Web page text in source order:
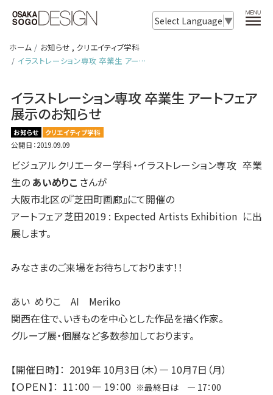
Select Language ▼
ホーム お知らせ , クリエイティブ学科
イラストレーション専攻 卒業生 アー…
イラストレーション専攻 卒業生 アートフェア
展示のお知らせ
お知らせ クリエイティブ学科
公開日：2019.09.09
ビジュアルクリエーター学科・イラストレーション専攻 卒業
生の あいめりこ さんが
大阪市北区の『芝田町画廊』にて開催の
アートフェア芝田2019 : Expected Artists Exhibition に出
展します。
みなさまのご来場をお待ちしております！！
あい めりこ AI Meriko
関西在住で、いきものを中心とした作品を描く作家。
グループ展・個展など多数参加しております。
【開催日時】： 2019年 10月3日（木）― 10月7日（月）
【ＯＰＥＮ】： 11：00 ― 19：00 ※最終日は ― 17：00